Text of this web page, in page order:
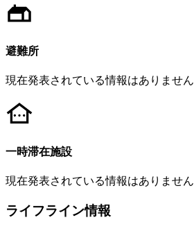
避難所
現在発表されている情報はありません
一時滞在施設
現在発表されている情報はありません
ライフライン情報